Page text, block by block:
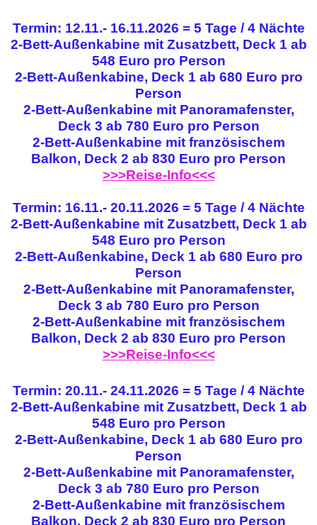
Termin: 12.11.- 16.11.2026 = 5 Tage / 4 Nächte
2-Bett-Außenkabine mit Zusatzbett, Deck 1 ab
548 Euro pro Person
2-Bett-Außenkabine, Deck 1 ab 680 Euro pro
Person
2-Bett-Außenkabine mit Panoramafenster,
Deck 3 ab 780 Euro pro Person
2-Bett-Außenkabine mit französischem
Balkon, Deck 2 ab 830 Euro pro Person
>>>Reise-Info<<<
Termin: 16.11.- 20.11.2026 = 5 Tage / 4 Nächte
2-Bett-Außenkabine mit Zusatzbett, Deck 1 ab
548 Euro pro Person
2-Bett-Außenkabine, Deck 1 ab 680 Euro pro
Person
2-Bett-Außenkabine mit Panoramafenster,
Deck 3 ab 780 Euro pro Person
2-Bett-Außenkabine mit französischem
Balkon, Deck 2 ab 830 Euro pro Person
>>>Reise-Info<<<
Termin: 20.11.- 24.11.2026 = 5 Tage / 4 Nächte
2-Bett-Außenkabine mit Zusatzbett, Deck 1 ab
548 Euro pro Person
2-Bett-Außenkabine, Deck 1 ab 680 Euro pro
Person
2-Bett-Außenkabine mit Panoramafenster,
Deck 3 ab 780 Euro pro Person
2-Bett-Außenkabine mit französischem
Balkon, Deck 2 ab 830 Euro pro Person